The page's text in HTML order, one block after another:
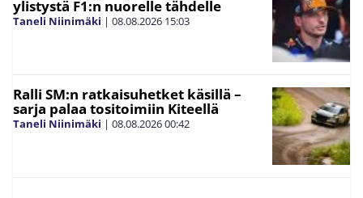
ylistystä F1:n nuorelle tähdelle
Taneli Niinimäki | 08.08.2026 15:03
Ralli SM:n ratkaisuhetket käsillä –
sarja palaa tositoimiin Kiteellä
Taneli Niinimäki | 08.08.202600:42